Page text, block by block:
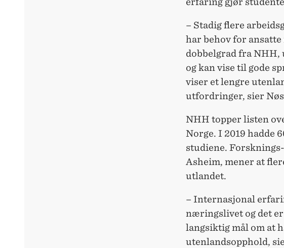
– Stadig flere
har behov for
dobbelgrad fra NHH,
og kan vise til gode
viser et lengre
utfordringer, sier
NHH topper listen
Norge. I 2019 hadde
studiene.
Asheim, mener at
utlandet.
– Internasjonal
næringslivet og det
langsiktig mål om at
utenlandsopphold,